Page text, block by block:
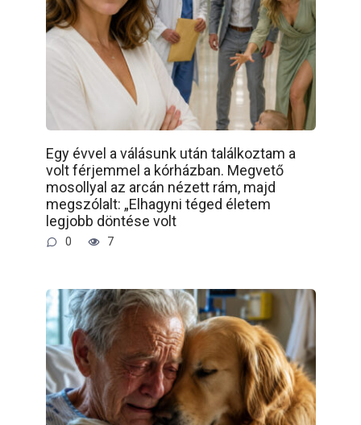
Egy évvel a válásunk után találkoztam a
volt férjemmel a kórházban. Megvető
mosollyal az arcán nézett rám, majd
megszólalt: „Elhagyni téged életem
legjobb döntése volt
0 7